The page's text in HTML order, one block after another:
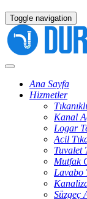
Toggle navigation
Ana Sayfa
Hizmetler
Kanal
Logar
Acil
Tuvalet
Mutfak
Lavabo
Süzgeç